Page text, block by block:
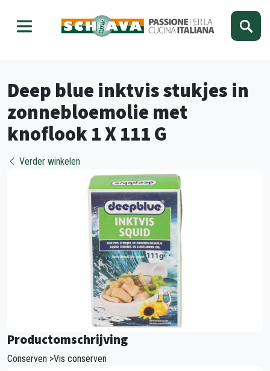
Deep blue inktvis stukjes in
zonnebloemolie met
knoflook 1 X 111 G
Verder winkelen
Productomschrijving
Conserven >Vis conserven